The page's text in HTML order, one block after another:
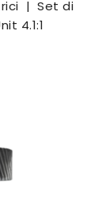
Set di
4.1:1